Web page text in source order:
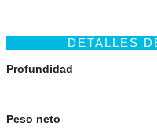
DETALLES
Profundidad
Peso neto